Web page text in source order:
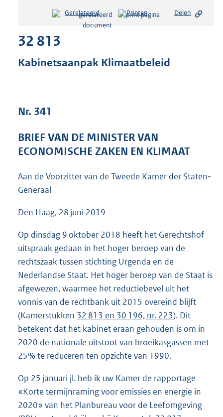
s
s
e
:
1
Gerelateerd Printen Delen
32 813
Kabinetsaanpak Klimaatbeleid
Nr. 341
BRIEF VAN DE MINISTER VAN
ECONOMISCHE ZAKEN EN KLIMAAT
Aan de Voorzitter van de Tweede Kamer der Staten-
Generaal
Den Haag, 28 juni 2019
Op dinsdag 9 oktober 2018 heeft het Gerechtshof
uitspraak gedaan in het hoger beroep van de
rechtszaak tussen stichting Urgenda en de
Nederlandse Staat. Het hoger beroep van de Staat is
afgewezen, waarmee het reductiebevel uit het
vonnis van de rechtbank uit 2015 overeind blijft
(Kamerstukken 32 813 en 30 196, nr. 223). Dit
betekent dat het kabinet eraan gehouden is om in
2020 de nationale uitstoot van broeikasgassen met
25% te reduceren ten opzichte van 1990.
Op 25 januari jl. heb ik uw Kamer de rapportage
«Korte termijnraming voor emissies en energie in
2020» van het Planbureau voor de Leefomgeving